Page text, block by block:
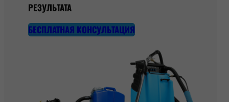
РЕЗУЛЬТАТА
БЕСПЛАТНАЯ КОНСУЛЬТАЦИЯ